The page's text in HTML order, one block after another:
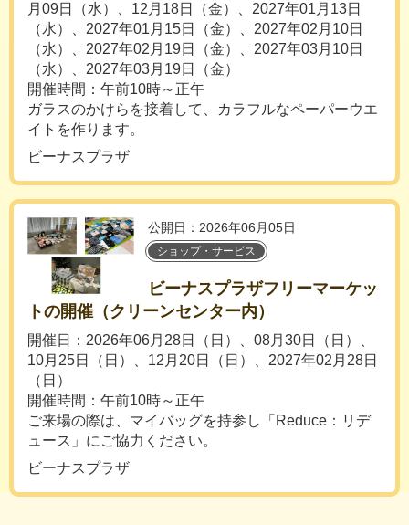
月09日（水）、12月18日（金）、2027年01月13日
（水）、2027年01月15日（金）、2027年02月10日
（水）、2027年02月19日（金）、2027年03月10日
（水）、2027年03月19日（金）
開催時間：午前10時～正午
ガラスのかけらを接着して、カラフルなペーパーウエ
イトを作ります。
ビーナスプラザ
公開日：2026年06月05日
ショップ・サービス
ビーナスプラザフリーマーケッ
トの開催（クリーンセンター内）
開催日：2026年06月28日（日）、08月30日（日）、
10月25日（日）、12月20日（日）、2027年02月28日
（日）
開催時間：午前10時～正午
ご来場の際は、マイバッグを持参し「Reduce：リデ
ュース」にご協力ください。
ビーナスプラザ